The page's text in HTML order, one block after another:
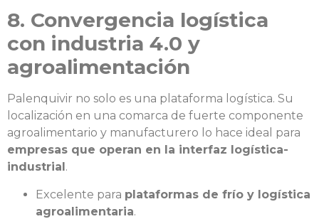
8. Convergencia logística
con industria 4.0 y
agroalimentación
Palenquivir no solo es una plataforma logística. Su
localización en una comarca de fuerte componente
agroalimentario y manufacturero lo hace ideal para
empresas que operan en la interfaz logística-
industrial .
Excelente para plataformas de frío y logística
agroalimentaria.